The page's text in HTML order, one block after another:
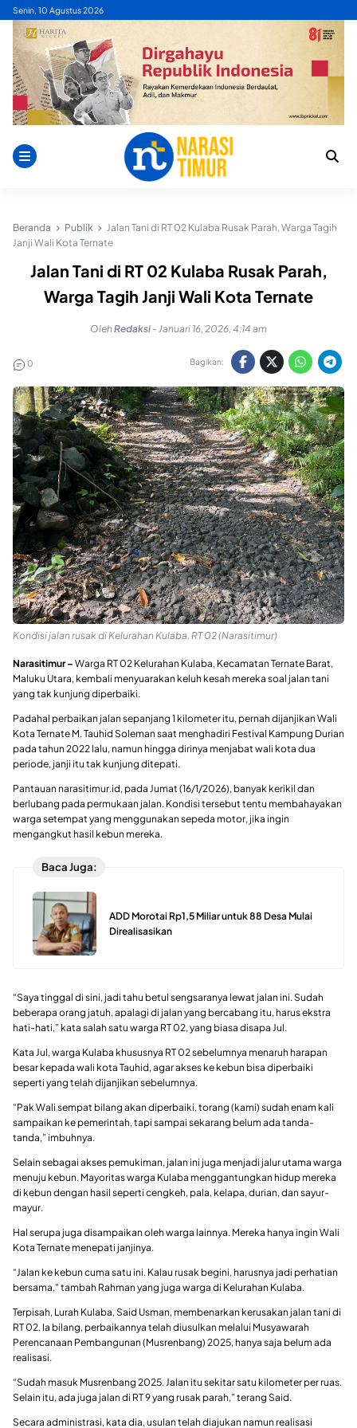
Skip
content
Senin, 10 Agustus 2026
Beranda Publik
Jalan Tani di RT 02 Kulaba Rusak Parah, Warga Tagih
Janji Wali Kota Ternate
Jalan Tani di RT 02 Kulaba Rusak Parah,
Warga Tagih Janji Wali Kota Ternate
OlehRedaksi - Januari 16, 2026, 4:14 am
0 Bagikan:
Kondisi jalan rusak di Kelurahan Kulaba, RT 02 (Narasitimur)
Narasitimur – Warga RT 02 Kelurahan Kulaba, Kecamatan Ternate Barat,
Maluku Utara, kembali menyuarakan keluh kesah mereka soal jalan tani
yang tak kunjung diperbaiki.
Padahal perbaikan jalan sepanjang 1 kilometer itu, pernah dijanjikan Wali
Kota Ternate M. Tauhid Soleman saat menghadiri Festival Kampung Durian
pada tahun 2022 lalu, namun hingga dirinya menjabat wali kota dua
periode, janji itu tak kunjung ditepati.
Pantauan narasitimur.id, pada Jumat (16/1/2026), banyak kerikil dan
berlubang pada permukaan jalan. Kondisi tersebut tentu membahayakan
warga setempat yang menggunakan sepeda motor, jika ingin
mengangkut hasil kebun mereka.
Baca Juga:
ADD Morotai Rp1,5 Miliar untuk 88 Desa Mulai
Direalisasikan
“Saya tinggal di sini, jadi tahu betul sengsaranya lewat jalan ini. Sudah
beberapa orang jatuh, apalagi di jalan yang bercabang itu, harus ekstra
hati-hati,” kata salah satu warga RT 02, yang biasa disapa Jul.
Kata Jul, warga Kulaba khususnya RT 02 sebelumnya menaruh harapan
besar kepada wali kota Tauhid, agar akses ke kebun bisa diperbaiki
seperti yang telah dijanjikan sebelumnya.
“Pak Wali sempat bilang akan diperbaiki, torang (kami) sudah enam kali
sampaikan ke pemerintah, tapi sampai sekarang belum ada tanda-
tanda,” imbuhnya.
Selain sebagai akses pemukiman, jalan ini juga menjadi jalur utama warga
menuju kebun. Mayoritas warga Kulaba menggantungkan hidup mereka
di kebun dengan hasil seperti cengkeh, pala, kelapa, durian, dan sayur-
mayur.
Hal serupa juga disampaikan oleh warga lainnya. Mereka hanya ingin Wali
Kota Ternate menepati janjinya.
“Jalan ke kebun cuma satu ini. Kalau rusak begini, harusnya jadi perhatian
bersama,” tambah Rahman yang juga warga di Kelurahan Kulaba.
Terpisah, Lurah Kulaba, Said Usman, membenarkan kerusakan jalan tani di
RT 02. Ia bilang, perbaikannya telah diusulkan melalui Musyawarah
Perencanaan Pembangunan (Musrenbang) 2025, hanya saja belum ada
realisasi.
“Sudah masuk Musrenbang 2025. Jalan itu sekitar satu kilometer per ruas.
Selain itu, ada juga jalan di RT 9 yang rusak parah,” terang Said.
Secara administrasi, kata dia, usulan telah diajukan namun realisasi